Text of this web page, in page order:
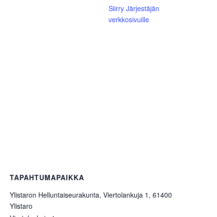
Siirry Järjestäjän
verkkosivuille
TAPAHTUMAPAIKKA
Ylistaron Helluntaiseurakunta, Viertolankuja 1, 61400
Ylistaro